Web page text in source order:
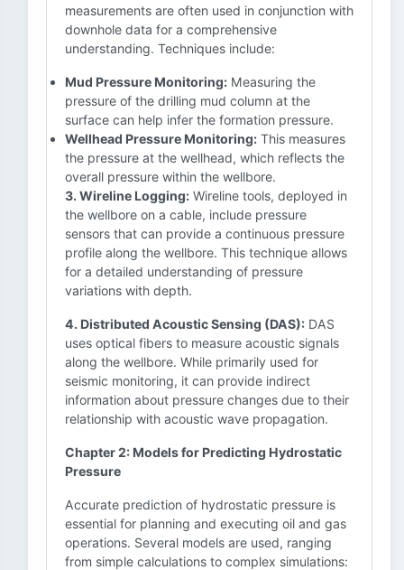
measurements are often used in conjunction with
downhole data for a comprehensive
understanding. Techniques include:
Mud Pressure Monitoring: Measuring the
pressure of the drilling mud column at the
surface can help infer the formation pressure.
Wellhead Pressure Monitoring: This measures
the pressure at the wellhead, which reflects the
overall pressure within the wellbore.
3. Wireline Logging: Wireline tools, deployed in
the wellbore on a cable, include pressure
sensors that can provide a continuous pressure
profile along the wellbore. This technique allows
for a detailed understanding of pressure
variations with depth.
4. Distributed Acoustic Sensing (DAS): DAS
uses optical fibers to measure acoustic signals
along the wellbore. While primarily used for
seismic monitoring, it can provide indirect
information about pressure changes due to their
relationship with acoustic wave propagation.
Chapter 2: Models for Predicting Hydrostatic
Pressure
Accurate prediction of hydrostatic pressure is
essential for planning and executing oil and gas
operations. Several models are used, ranging
from simple calculations to complex simulations: